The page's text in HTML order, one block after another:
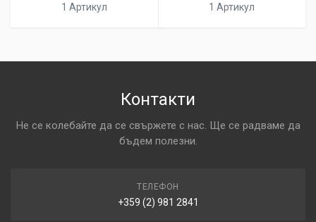
1 Артикул 1 Артикул
Контакти
Не се колебайте да се свържете с нас. Ще се радваме да
бъдем полезни.
ТЕЛЕФОН
+359 (2) 981 2841